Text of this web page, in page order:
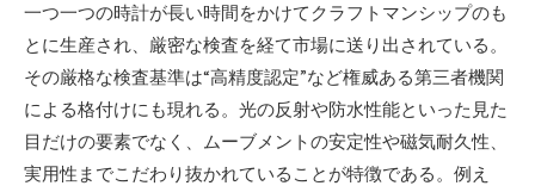
一つ一つの時計が長い時間をかけてクラフトマンシップのも
とに生産され、厳密な検査を経て市場に送り出されている。
その厳格な検査基準は“高精度認定”など権威ある第三者機関
による格付けにも現れる。光の反射や防水性能といった見た
目だけの要素でなく、ムーブメントの安定性や磁気耐久性、
実用性までこだわり抜かれていることが特徴である。例え